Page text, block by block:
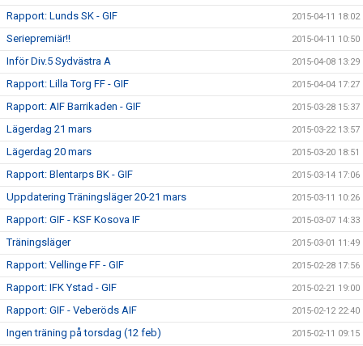
Rapport: Lunds SK - GIF 2015-04-11 18:02
Seriepremiär!! 2015-04-11 10:50
Inför Div.5 Sydvästra A 2015-04-08 13:29
Rapport: Lilla Torg FF - GIF 2015-04-04 17:27
Rapport: AIF Barrikaden - GIF 2015-03-28 15:37
Lägerdag 21 mars 2015-03-22 13:57
Lägerdag 20 mars 2015-03-20 18:51
Rapport: Blentarps BK - GIF 2015-03-14 17:06
Uppdatering Träningsläger 20-21 mars 2015-03-11 10:26
Rapport: GIF - KSF Kosova IF 2015-03-07 14:33
Träningsläger 2015-03-01 11:49
Rapport: Vellinge FF - GIF 2015-02-28 17:56
Rapport: IFK Ystad - GIF 2015-02-21 19:00
Rapport: GIF - Veberöds AIF 2015-02-12 22:40
Ingen träning på torsdag (12 feb) 2015-02-11 09:15